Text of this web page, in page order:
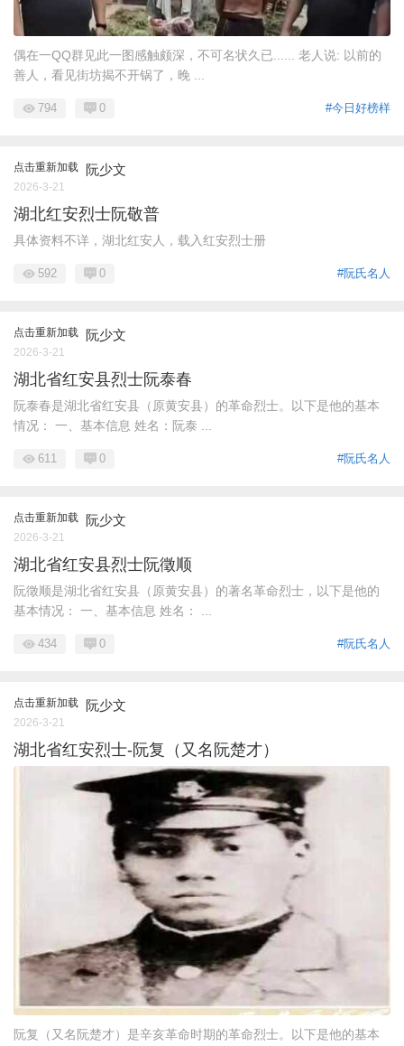
偶在一QQ群见此一图感触颇深，不可名状久已...... 老人说: 以前的
善人，看见街坊揭不开锅了，晚 ...
#今日好榜样
794 0
点击重新加载 阮少文
2026-3-21
湖北红安烈士阮敬普
具体资料不详，湖北红安人，载入红安烈士册
#阮氏名人
592 0
点击重新加载 阮少文
2026-3-21
湖北省红安县烈士阮泰春
阮泰春是湖北省红安县（原黄安县）的革命烈士。以下是他的基本
情况： 一、基本信息 姓名：阮泰 ...
#阮氏名人
611 0
点击重新加载 阮少文
2026-3-21
湖北省红安县烈士阮徵顺
阮徵顺是湖北省红安县（原黄安县）的著名革命烈士，以下是他的
基本情况： 一、基本信息 姓名： ...
#阮氏名人
434 0
点击重新加载 阮少文
2026-3-21
湖北省红安烈士-阮复（又名阮楚才）
阮复（又名阮楚才）是辛亥革命时期的革命烈士。以下是他的基本